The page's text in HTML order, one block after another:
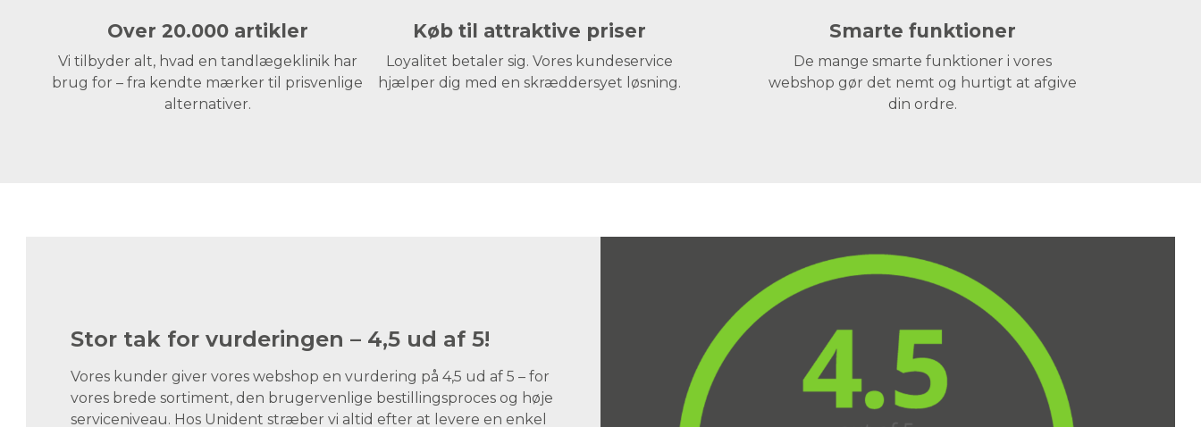
Over 20.000 artikler
Vi tilbyder alt, hvad en tandlægeklinik har
brug for – fra kendte mærker til prisvenlige
alternativer.
Køb til attraktive priser
Loyalitet betaler sig. Vores kundeservice
hjælper dig med en skræddersyet løsning.
Smarte funktioner
De mange smarte funktioner i vores
webshop gør det nemt og hurtigt at afgive
din ordre.
Stor tak for vurderingen – 4,5 ud af 5!
Vores kunder giver vores webshop en vurdering på 4,5 ud af 5 – for
vores brede sortiment, den brugervenlige bestillingsproces og høje
serviceniveau. Hos Unident stræber vi altid efter at levere en enkel